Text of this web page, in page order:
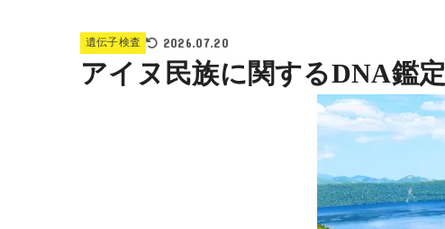
遺伝子検査 2026.07.20
アイヌ民族に関するDNA鑑定